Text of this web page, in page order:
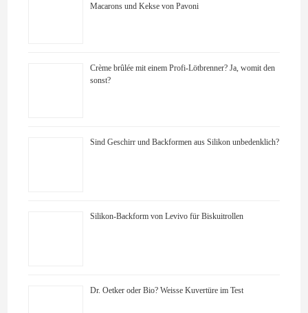
Macarons und Kekse von Pavoni
Crème brûlée mit einem Profi-Lötbrenner? Ja, womit den
sonst?
Sind Geschirr und Backformen aus Silikon unbedenklich?
Silikon-Backform von Levivo für Biskuitrollen
Dr. Oetker oder Bio? Weisse Kuvertüre im Test